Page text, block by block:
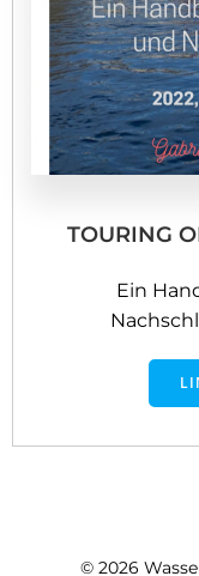
TOURING
Ein
© 2026